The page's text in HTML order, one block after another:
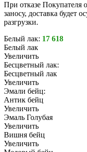
При отказе Покупателя
заносу, доставка будет
разгрузки.
Белый лак: 17 618
Белый лак
Увеличить
Бесцветный лак:
Бесцветный лак
Увеличить
Эмали бейц:
Антик бейц
Увеличить
Эмаль Голубая
Увеличить
Вишня бейц
Увеличить